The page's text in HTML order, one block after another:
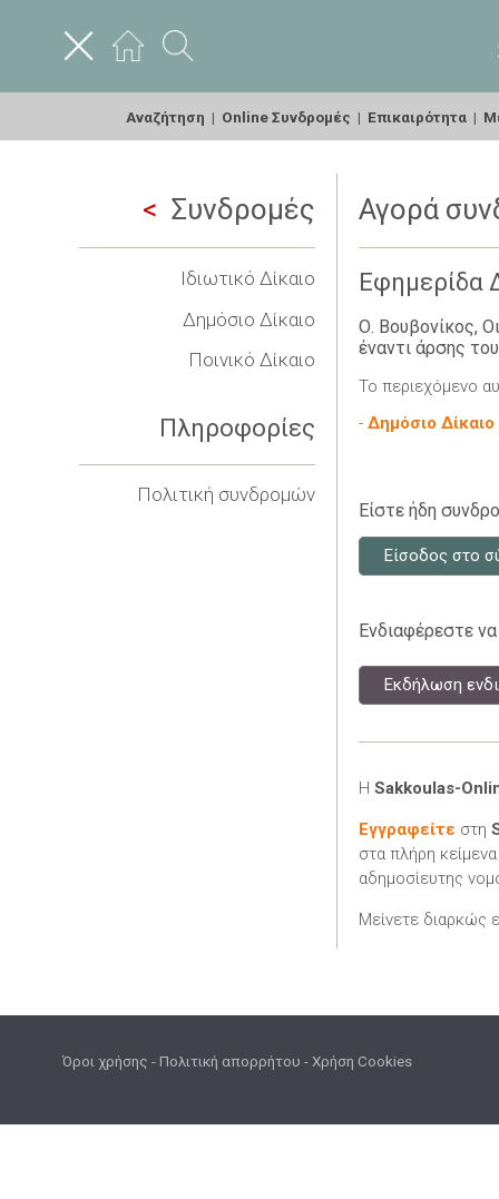
Αναζήτηση | Online Συνδρομές | Επικαιρότητα |
Συνδρομές
Ιδιωτικό Δίκαιο
Δημόσιο Δίκαιο
Ποινικό Δίκαιο
Πληροφορίες
Πολιτική συνδρομών
Αγορά
Εφημερίδα
Ο. Βουβονίκος,
έναντι άρσης
Το περιεχόμενο
- Δημόσιο Δίκαιο
Είστε ήδη
Είσοδος στο
Ενδιαφέρεστε
Εκδήλωση
Η Sakkoulas-
Εγγραφείτε στη
στα πλήρη
αδημοσίευτης
Μείνετε διαρκώς
Όροι χρήσης -Πολιτική απορρήτου -Χρήση Cookies